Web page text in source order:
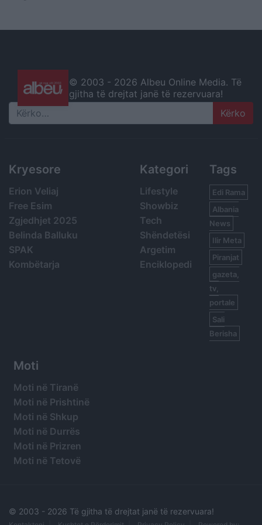
© 2003 - 2026 Albeu Online Media. Të
gjitha të drejtat janë të rezervuara!
Search
Kryesore
Erion Veliaj
Free Esim
Zgjedhjet 2025
Belinda Balluku
SPAK
Kombëtarja
Kategori
Lifestyle
Showbiz
Tech
Shëndetësi
Argetim
Enciklopedi
Tags
Edi Rama
Albania
News
Ilir Meta
Piranjat
gazeta,
tv,
portale
Sali
Berisha
Moti
Moti në Tiranë
Moti në Prishtinë
Moti në Shkup
Moti në Durrës
Moti në Prizren
Moti në Tetovë
© 2003 - 2026 Të gjitha të drejtat janë të rezervuara!